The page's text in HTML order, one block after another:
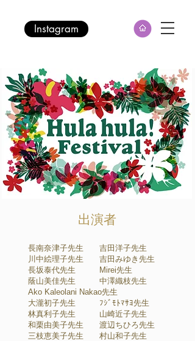
Instagram
出演者
長南奈津子先生 吉田洋子先生
川中絵理子先生 吉田みゆき先生
長坂泰代先生 Mirei先生
蔭山美佳先生 中澤織枝先生
Ako Kaleolani Nakao先生
大瀧初子先生 ﾌｼﾞﾓﾄﾏｻﾖ先生
林真利子先生 山崎近子先生
和栗由美子先生 渡辺ちひろ先生
三枝恵美子先生 村山和子先生